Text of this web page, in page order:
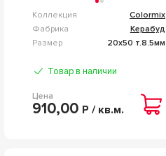
Коллекция
Colormix
Фабрика
Керабуд
Размер
20x50 т.8.5мм
Товар в наличии
Цена
910,00 Р / кв.м.